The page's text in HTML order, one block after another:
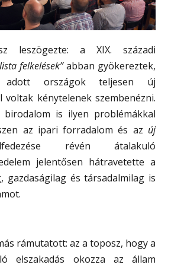
leszögezte: a XIX. századi
felkelések”abban gyökereztek,
országok teljesen új
voltak kénytelenek szembenézni.
birodalom is ilyen problémákkal
az ipari forradalom és az új
révén átalakuló
jelentősen hátravetette a
gazdaságilag és társadalmilag is
rámutatott: az a toposz, hogy a
elszakadás okozza az állam